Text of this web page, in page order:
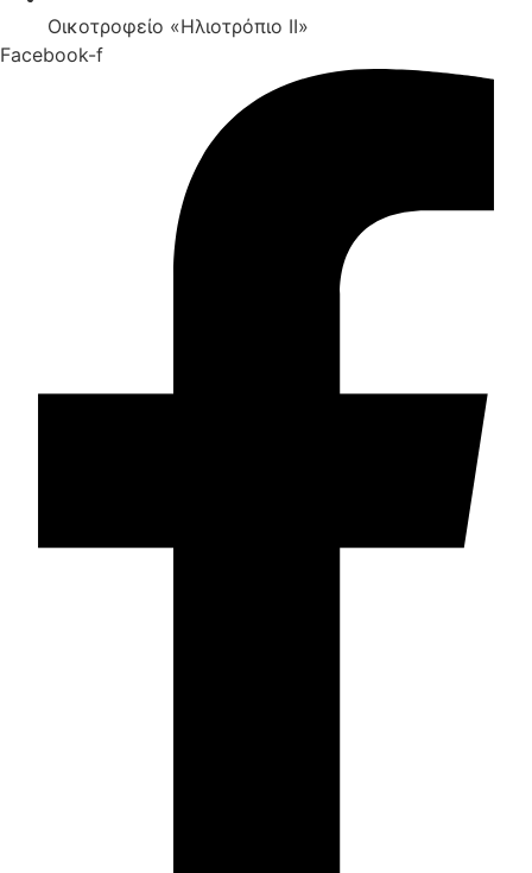
Οικοτροφείο «Ηλιοτρόπιο IΙ»
Facebook-f